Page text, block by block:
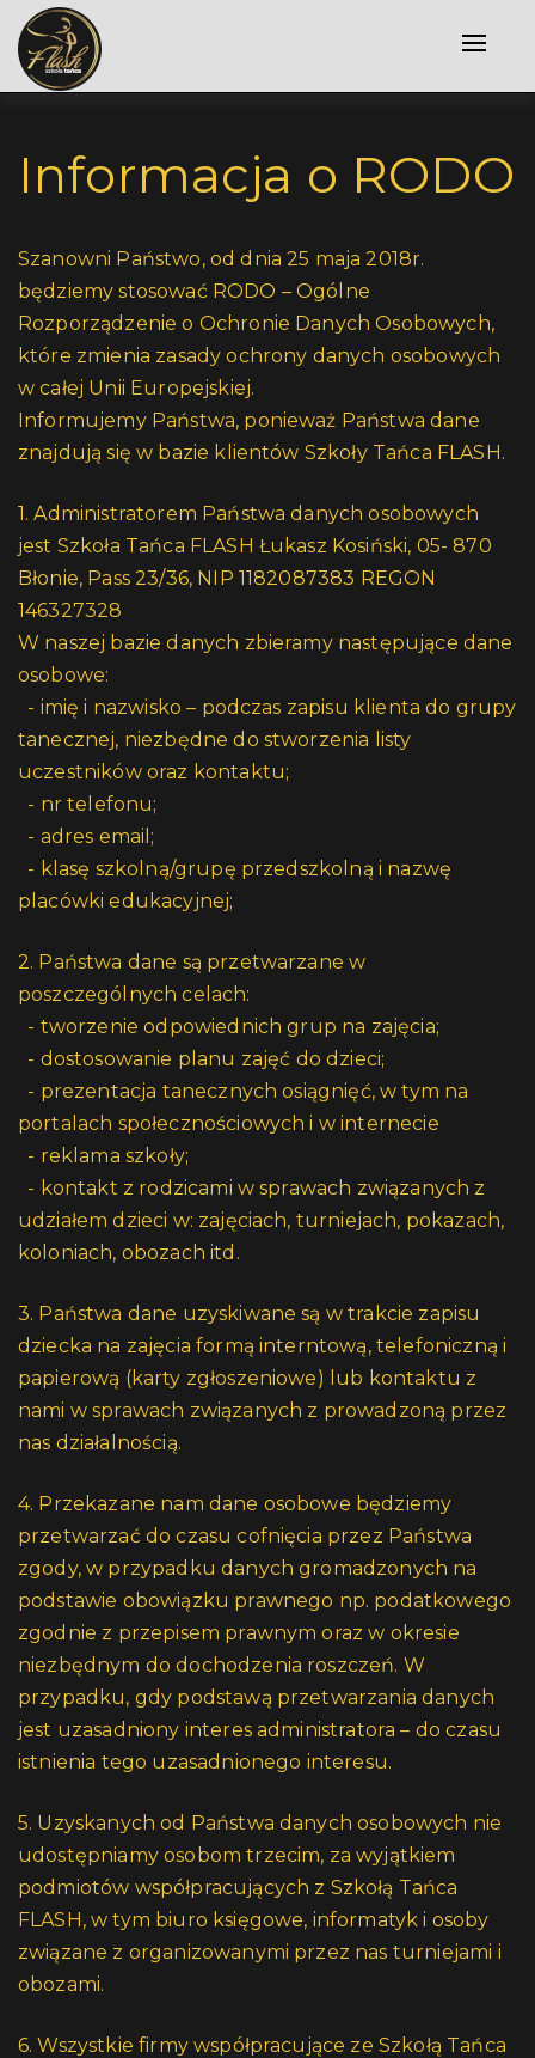
Toggle
Informacja o RODO
Szanowni Państwo, od dnia 25 maja 2018r.
będziemy stosować RODO – Ogólne
Rozporządzenie o Ochronie Danych Osobowych,
które zmienia zasady ochrony danych osobowych
w całej Unii Europejskiej.
Informujemy Państwa, ponieważ Państwa dane
znajdują się w bazie klientów Szkoły Tańca FLASH.
1. Administratorem Państwa danych osobowych
jest Szkoła Tańca FLASH Łukasz Kosiński, 05- 870
Błonie, Pass 23/36, NIP 1182087383 REGON
146327328
W naszej bazie danych zbieramy następujące dane
osobowe:
- imię i nazwisko – podczas zapisu klienta do grupy
tanecznej, niezbędne do stworzenia listy
uczestników oraz kontaktu;
- nr telefonu;
- adres email;
- klasę szkolną/grupę przedszkolną i nazwę
placówki edukacyjnej;
2. Państwa dane są przetwarzane w
poszczególnych celach:
- tworzenie odpowiednich grup na zajęcia;
- dostosowanie planu zajęć do dzieci;
- prezentacja tanecznych osiągnięć, w tym na
portalach społecznościowych i w internecie
- reklama szkoły;
- kontakt z rodzicami w sprawach związanych z
udziałem dzieci w: zajęciach, turniejach, pokazach,
koloniach, obozach itd.
3. Państwa dane uzyskiwane są w trakcie zapisu
dziecka na zajęcia formą interntową, telefoniczną i
papierową (karty zgłoszeniowe) lub kontaktu z
nami w sprawach związanych z prowadzoną przez
nas działalnością.
4. Przekazane nam dane osobowe będziemy
przetwarzać do czasu cofnięcia przez Państwa
zgody, w przypadku danych gromadzonych na
podstawie obowiązku prawnego np. podatkowego
zgodnie z przepisem prawnym oraz w okresie
niezbędnym do dochodzenia roszczeń. W
przypadku, gdy podstawą przetwarzania danych
jest uzasadniony interes administratora – do czasu
istnienia tego uzasadnionego interesu.
5. Uzyskanych od Państwa danych osobowych nie
udostępniamy osobom trzecim, za wyjątkiem
podmiotów współpracujących z Szkołą Tańca
FLASH, w tym biuro księgowe, informatyk i osoby
związane z organizowanymi przez nas turniejami i
obozami.
6. Wszystkie firmy współpracujące ze Szkołą Tańca